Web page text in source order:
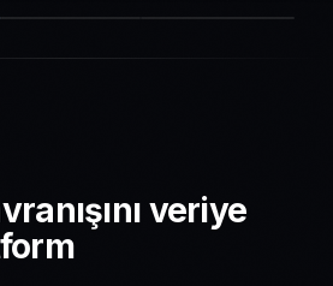
veriye